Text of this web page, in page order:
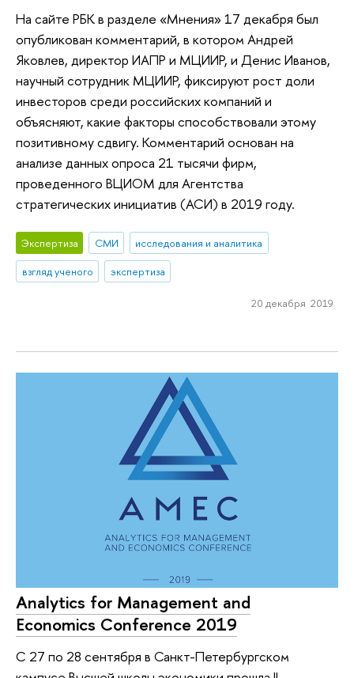
На сайте РБК в разделе «Мнения» 17 декабря был
опубликован комментарий, в котором Андрей
Яковлев, директор ИАПР и МЦИИР, и Денис Иванов,
научный сотрудник МЦИИР, фиксируют рост доли
инвесторов среди российских компаний и
объясняют, какие факторы способствовали этому
позитивному сдвигу. Комментарий основан на
анализе данных опроса 21 тысячи фирм,
проведенного ВЦИОМ для Агентства
стратегических инициатив (АСИ) в 2019 году.
Экспертиза СМИ
исследования и аналитика
взгляд ученого
экспертиза
20 декабря 2019
Analytics for Management and
Economics Conference 2019
C 27 по 28 сентября в Санкт-Петербургском